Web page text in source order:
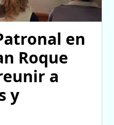
en
Roque
a
y